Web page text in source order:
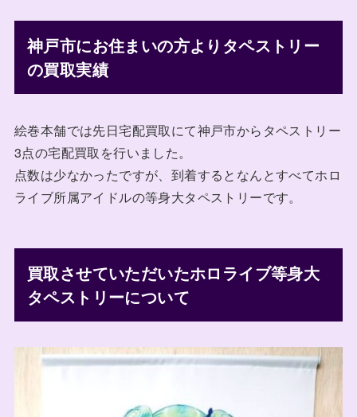
神戸市にお住まいの方よりタペストリー
の買取実績
絵巻本舗では先日宅配買取にて神戸市からタペストリー
3点の宅配買取を行いました。
点数は少なかったですが、到着するとなんとすべてホロ
ライブ所属アイドルの等身大タペストリーです。
買取させていただいたホロライブ等身大
タペストリーについて